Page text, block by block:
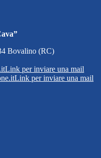
Bovalino (RC)
Link per inviare una mail
Link per inviare una mail